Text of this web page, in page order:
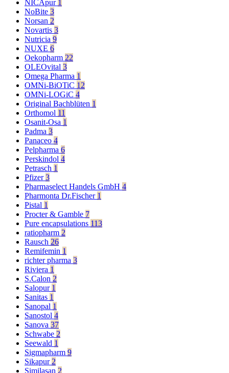
NICApur 1
NoBite 3
Norsan 2
Novartis 3
Nutricia 9
NUXE 6
Oekopharm 22
OLEOvital 3
Omega Pharma 1
OMNi-BiOTiC 12
OMNi-LOGiC 4
Original Bachblüten 1
Orthomol 11
Osanit-Osa 1
Padma 3
Panaceo 4
Pelpharma 6
Perskindol 4
Petrasch 1
Pfizer3
Pharmaselect Handels GmbH 4
Pharmonta Dr.Fischer 1
Pistal 1
Procter & Gamble 7
Pure encapsulations 113
ratiopharm 2
Rausch 26
Remifemin 1
richter pharma 3
Riviera 1
S.Calon 2
Salopur 1
Sanitas 1
Sanopal 1
Sanostol 4
Sanova 37
Schwabe 2
Seewald 1
Sigmapharm 9
Sikapur 2
Similasan 2